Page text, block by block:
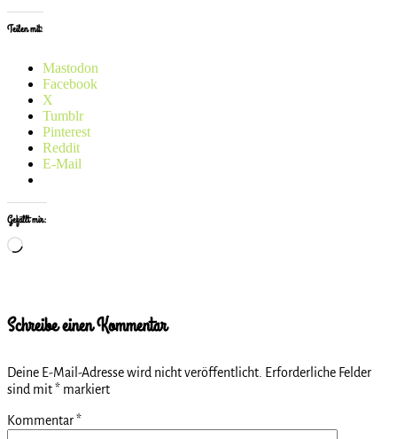
Teilen mit:
Mastodon
Facebook
X
Tumblr
Pinterest
Reddit
E-Mail
Gefällt mir:
Wird
Schreibe einen Kommentar
Deine E-Mail-Adresse wird nicht veröffentlicht. Erforderliche Felder
sind mit* markiert
Kommentar*